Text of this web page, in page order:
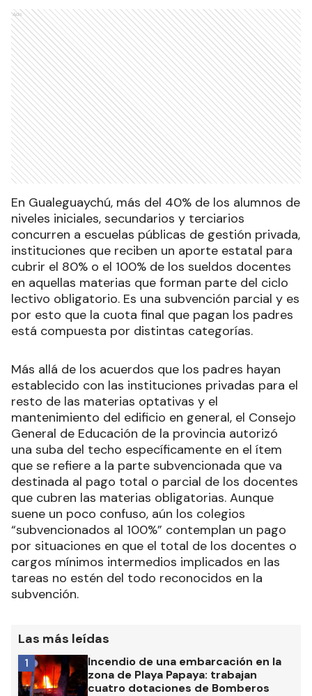
Ads
En Gualeguaychú, más del 40% de los alumnos de
niveles iniciales, secundarios y terciarios
concurren a escuelas públicas de gestión privada,
instituciones que reciben un aporte estatal para
cubrir el 80% o el 100% de los sueldos docentes
en aquellas materias que forman parte del ciclo
lectivo obligatorio. Es una subvención parcial y es
por esto que la cuota final que pagan los padres
está compuesta por distintas categorías.
Más allá de los acuerdos que los padres hayan
establecido con las instituciones privadas para el
resto de las materias optativas y el
mantenimiento del edificio en general, el Consejo
General de Educación de la provincia autorizó
una suba del techo específicamente en el ítem
que se refiere a la parte subvencionada que va
destinada al pago total o parcial de los docentes
que cubren las materias obligatorias. Aunque
suene un poco confuso, aún los colegios
“subvencionados al 100%” contemplan un pago
por situaciones en que el total de los docentes o
cargos mínimos intermedios implicados en las
tareas no estén del todo reconocidos en la
subvención.
Las más leídas
Incendio de una embarcación en la
zona de Playa Papaya: trabajan
cuatro dotaciones de Bomberos
1